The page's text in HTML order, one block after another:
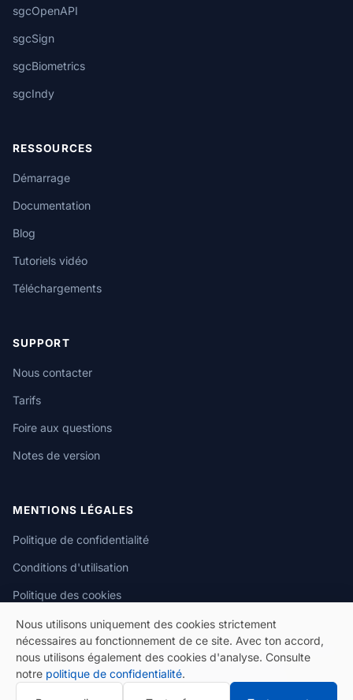
sgcOpenAPI
sgcSign
sgcBiometrics
sgcIndy
RESSOURCES
Démarrage
Documentation
Blog
Tutoriels vidéo
Téléchargements
SUPPORT
Nous contacter
Tarifs
Foire aux questions
Notes de version
MENTIONS LÉGALES
Politique de confidentialité
Conditions d'utilisation
Politique des cookies
© 2026 eSeGeCe. Tous droits réservés.
Nous utilisons uniquement des cookies strictement
nécessaires au fonctionnement de ce site. Avec ton accord,
nous utilisons également des cookies d'analyse. Consulte
notre politique de confidentialité.